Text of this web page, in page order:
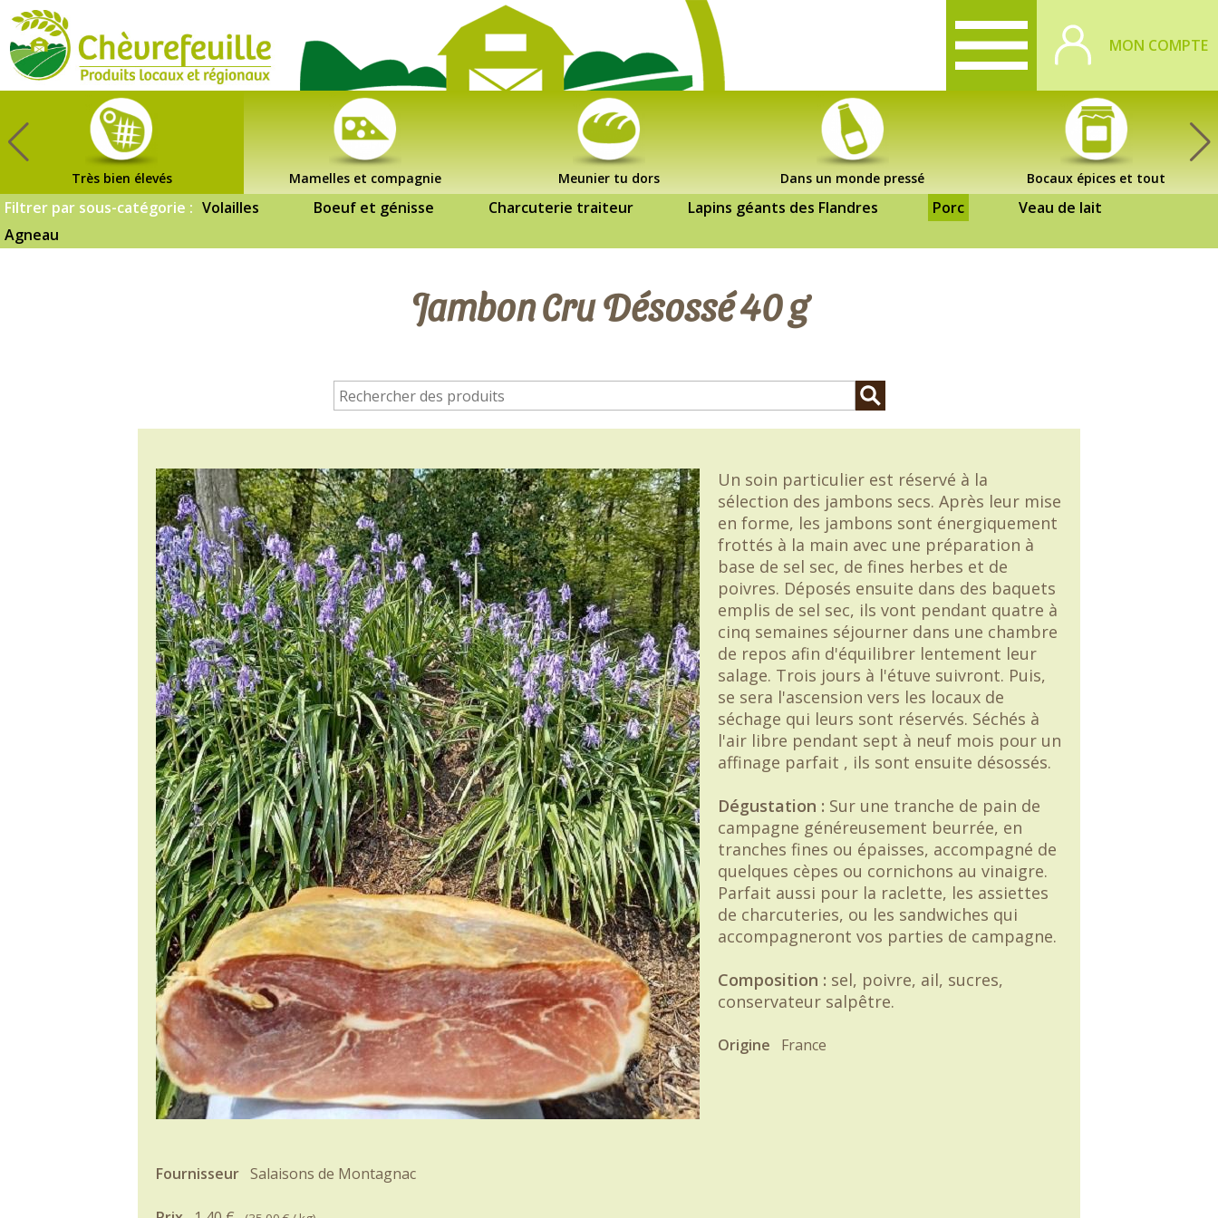
MON COMPTE
Très bien élevés Mamelles et compagnie Meunier tu dors Dans un monde pressé Bocaux épices et tout
Filtrer par sous-catégorie : Volailles Boeuf et génisse Charcuterie traiteur Lapins géants des Flandres Porc
Veau de lait
Agneau
Jambon Cru Désossé 40 g
Un soin particulier est réservé à la
sélection des jambons secs. Après leur mise
en forme, les jambons sont énergiquement
frottés à la main avec une préparation à
base de sel sec, de fines herbes et de
poivres. Déposés ensuite dans des baquets
emplis de sel sec, ils vont pendant quatre à
cinq semaines séjourner dans une chambre
de repos afin d'équilibrer lentement leur
salage. Trois jours à l'étuve suivront. Puis,
se sera l'ascension vers les locaux de
séchage qui leurs sont réservés. Séchés à
l'air libre pendant sept à neuf mois pour un
affinage parfait , ils sont ensuite désossés.
Dégustation : Sur une tranche de pain de
campagne généreusement beurrée, en
tranches fines ou épaisses, accompagné de
quelques cèpes ou cornichons au vinaigre.
Parfait aussi pour la raclette, les assiettes
de charcuteries, ou les sandwiches qui
accompagneront vos parties de campagne.
Composition : sel, poivre, ail, sucres,
conservateur salpêtre.
Origine France
Fournisseur Salaisons de Montagnac